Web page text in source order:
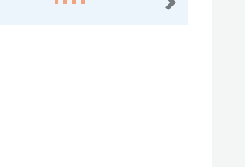
след.